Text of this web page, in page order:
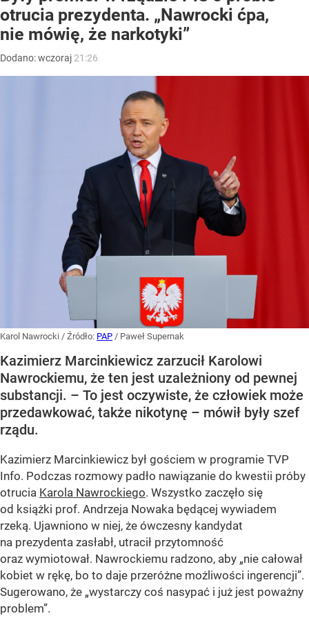
otrucia prezydenta. „Nawrocki ćpa,
nie mówię, że narkotyki”
Dodano:wczoraj 21:26
Karol Nawrocki / Źródło: PAP / Paweł Supernak
Kazimierz Marcinkiewicz zarzucił Karolowi
Nawrockiemu, że ten jest uzależniony od pewnej
substancji. – To jest oczywiste, że człowiek może
przedawkować, także nikotynę – mówił były szef
rządu.
Kazimierz Marcinkiewicz był gościem w programie TVP
Info. Podczas rozmowy padło nawiązanie do kwestii próby
otrucia Karola Nawrockiego. Wszystko zaczęło się
od książki prof. Andrzeja Nowaka będącej wywiadem
rzeką. Ujawniono w niej, że ówczesny kandydat
na prezydenta zasłabł, utracił przytomność
oraz wymiotował. Nawrockiemu radzono, aby „nie całował
kobiet w rękę, bo to daje przeróżne możliwości ingerencji”.
Sugerowano, że „wystarczy coś nasypać i już jest poważny
problem”.